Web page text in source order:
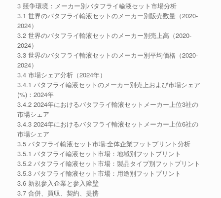
3 競争環境：メーカー別バタフライ輸液セット市場分析
3.1 世界のバタフライ輸液セットのメーカー別販売数量（2020-
2024）
3.2 世界のバタフライ輸液セットのメーカー別売上高（2020-
2024）
3.3 世界のバタフライ輸液セットのメーカー別平均価格（2020-
2024）
3.4 市場シェア分析（2024年）
3.4.1 バタフライ輸液セットのメーカー別売上および市場シェア
(%)：2024年
3.4.2 2024年におけるバタフライ輸液セットメーカー上位3社の
市場シェア
3.4.3 2024年におけるバタフライ輸液セットメーカー上位6社の
市場シェア
3.5 バタフライ輸液セット市場:全体企業フットプリント分析
3.5.1 バタフライ輸液セット市場：地域別フットプリント
3.5.2 バタフライ輸液セット市場：製品タイプ別フットプリント
3.5.3 バタフライ輸液セット市場：用途別フットプリント
3.6 新規参入企業と参入障壁
3.7 合併、買収、契約、提携